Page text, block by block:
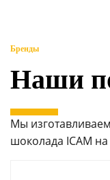
Бренды
Наши
Мы
шоколада ICAM